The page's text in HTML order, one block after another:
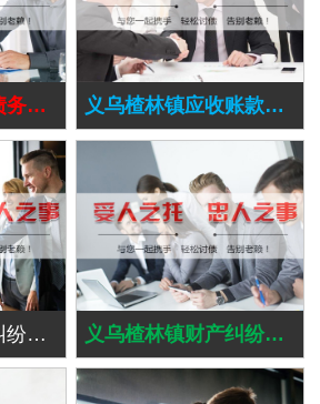
义乌楂林镇企业债务追讨 义乌楂林镇应收账款追讨
义乌楂林镇债务纠纷处理 义乌楂林镇财产纠纷处理